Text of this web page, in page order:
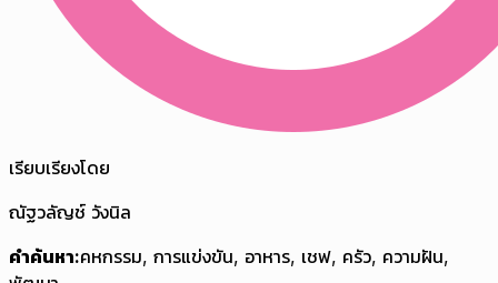
เรียบเรียงโดย
ณัฐวลัญช์ วังนิล
คำค้นหา:คหกรรม, การแข่งขัน, อาหาร, เชฟ, ครัว, ความฝัน,